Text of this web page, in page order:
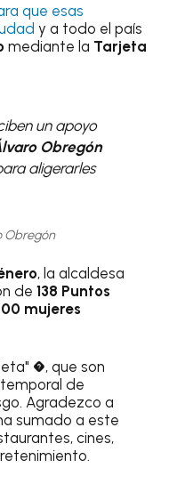
que esas
y a todo el país
mediante la Tarjeta
un apoyo
Obregón
aligerarles
Obregón
, la alcaldesa
de138 Puntos
mujeres
�, que son
de
Agradezco a
sumado a este
cines,